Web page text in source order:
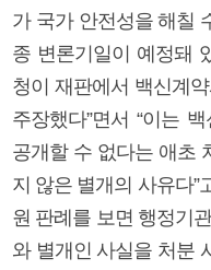
가 국가 안전성을 해칠
종 변론기일이 예정돼
청이 재판에서 백신계
주장했다”면서 “이는
공개할 수 없다는 애초
지 않은 별개의 사유다”
원 판례를 보면 행정기
와 별개인 사실을 처분